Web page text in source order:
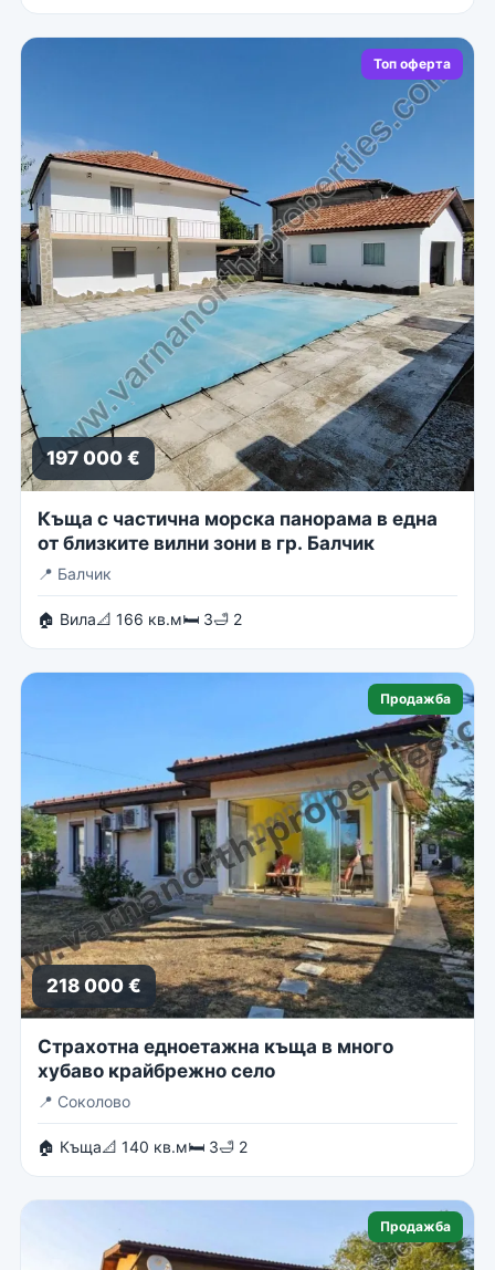
Топ оферта
197 000 €
Къща с частична морска панорама в една
от близките вилни зони в гр. Балчик
📍 Балчик
🏠 Вила📐 166 кв.м🛏 3🛁 2
Продажба
218 000 €
Страхотна едноетажна къща в много
хубаво крайбрежно село
📍 Соколово
🏠 Къща📐 140 кв.м🛏 3🛁 2
Продажба